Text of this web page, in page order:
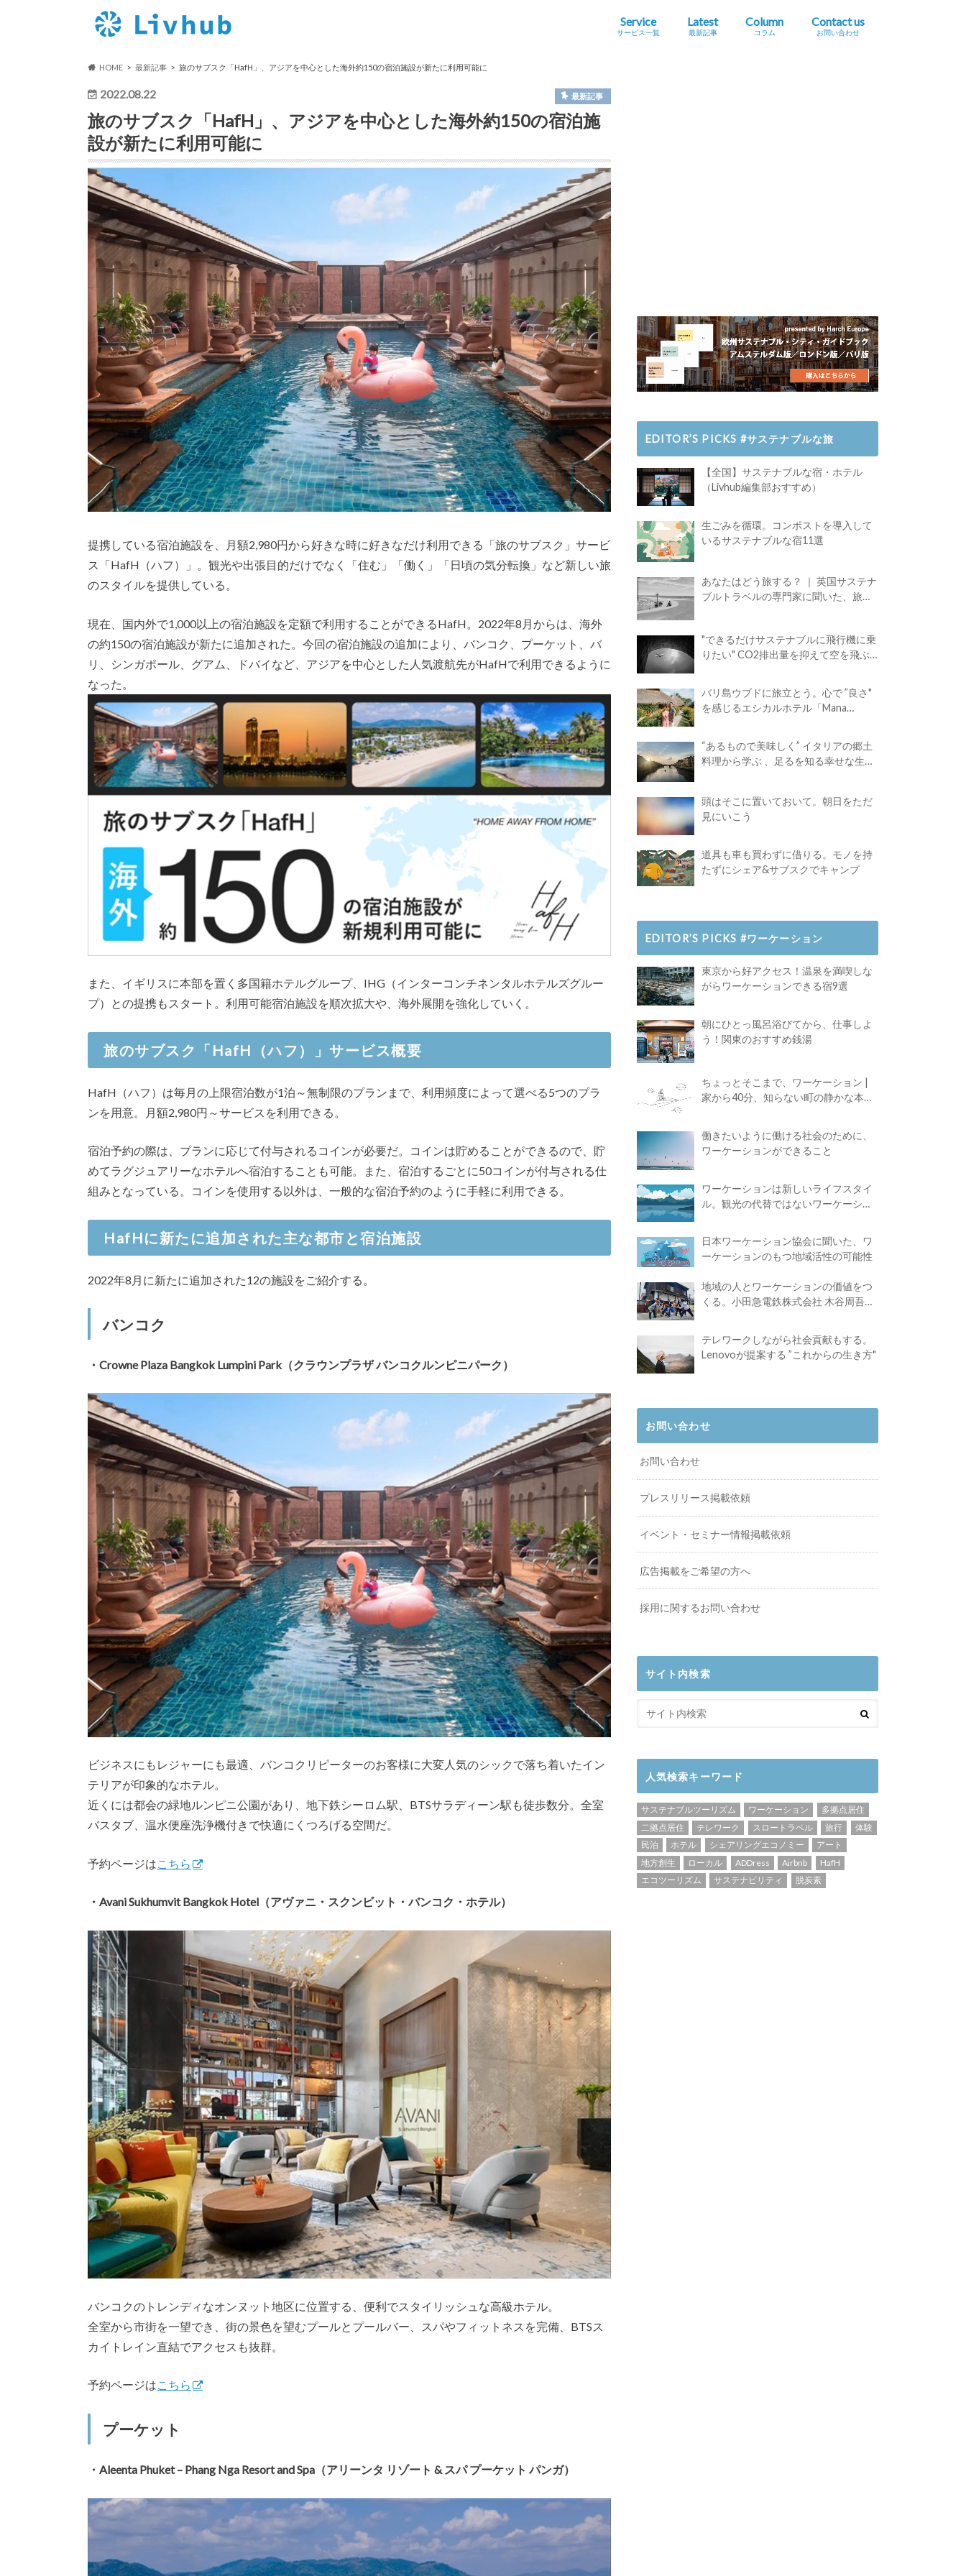
Service
サービス一覧
Latest
最新記事
Column
コラム
Contact us
お問い合わせ
HOME 最新記事 旅のサブスク「HafH」、アジアを中心とした海外約150の宿泊施設が新たに利用可能に
2022.08.22 最新記事
旅のサブスク「HafH」、アジアを中心とした海外約150の宿泊施
設が新たに利用可能に
提携している宿泊施設を、月額2,980円から好きな時に好きなだけ利用できる「旅のサブスク」サービ
ス「HafH（ハフ）」。観光や出張目的だけでなく「住む」「働く」「日頃の気分転換」など新しい旅
のスタイルを提供している。
現在、国内外で1,000以上の宿泊施設を定額で利用することができるHafH。2022年8月からは、海外
の約150の宿泊施設が新たに追加された。今回の宿泊施設の追加により、バンコク、プーケット、バ
リ、シンガポール、グアム、ドバイなど、アジアを中心とした人気渡航先がHafHで利用できるように
なった。
また、イギリスに本部を置く多国籍ホテルグループ、IHG（インターコンチネンタルホテルズグルー
プ）との提携もスタート。利用可能宿泊施設を順次拡大や、海外展開を強化していく。
旅のサブスク「HafH（ハフ）」サービス概要
HafH（ハフ）は毎月の上限宿泊数が1泊～無制限のプランまで、利用頻度によって選べる5つのプラ
ンを用意。月額2,980円～サービスを利用できる。
宿泊予約の際は、プランに応じて付与されるコインが必要だ。コインは貯めることができるので、貯
めてラグジュアリーなホテルへ宿泊することも可能。また、宿泊するごとに50コインが付与される仕
組みとなっている。コインを使用する以外は、一般的な宿泊予約のように手軽に利用できる。
HafHに新たに追加された主な都市と宿泊施設
2022年8月に新たに追加された12の施設をご紹介する。
バンコク
・Crowne Plaza Bangkok Lumpini Park（クラウンプラザ バンコクルンピニパーク）
ビジネスにもレジャーにも最適、バンコクリピーターのお客様に大変人気のシックで落ち着いたイン
テリアが印象的なホテル。
近くには都会の緑地ルンピニ公園があり、地下鉄シーロム駅、BTSサラディーン駅も徒歩数分。全室
バスタブ、温水便座洗浄機付きで快適にくつろげる空間だ。
予約ページは こちら
・Avani Sukhumvit Bangkok Hotel（アヴァニ・スクンビット・バンコク・ホテル）
バンコクのトレンディなオンヌット地区に位置する、便利でスタイリッシュな高級ホテル。
全室から市街を一望でき、街の景色を望むプールとプールバー、スパやフィットネスを完備、BTSス
カイトレイン直結でアクセスも抜群。
予約ページはこちら
プーケット
・Aleenta Phuket – Phang Nga Resort and Spa（アリーンタ リゾート & スパ プーケット パンガ）
EDITOR’S PICKS #サステナブルな旅
【全国】サステナブルな宿・ホテル
（Livhub編集部おすすめ）
生ごみを循環。コンポストを導入して
いるサステナブルな宿11選
あなたはどう旅する？ ｜ 英国サステナ
ブルトラベルの専門家に聞いた、旅の
"できるだけサステナブルに飛行機に乗
りたい" CO2排出量を抑えて空を飛ぶ
バリ島ウブドに旅立とう。心で ”良さ"
を感じるエシカルホテル「Mana
“あるもので美味しく” イタリアの郷土
料理から学ぶ 、足るを知る幸せな生き
頭はそこに置いておいて。朝日をただ
見にいこう
道具も車も買わずに借りる。モノを持
たずにシェア&サブスクでキャンプ
EDITOR’S PICKS #ワーケーション
東京から好アクセス！温泉を満喫しな
がらワーケーションできる宿9選
朝にひとっ風呂浴びてから、仕事しよ
う！関東のおすすめ銭湯
ちょっとそこまで、ワーケーション |
家から40分、知らない町の静かな本屋
働きたいように働ける社会のために、
ワーケーションができること
ワーケーションは新しいライフスタイ
ル。観光の代替ではないワーケーショ
日本ワーケーション協会に聞いた、ワ
ーケーションのもつ地域活性の可能性
地域の人とワーケーションの価値をつ
くる。小田急電鉄株式会社 木谷周吾さ
テレワークしながら社会貢献もする。
Lenovoが提案する ”これからの生き方"
お問い合わせ
お問い合わせ
プレスリリース掲載依頼
イベント・セミナー情報掲載依頼
広告掲載をご希望の方へ
採用に関するお問い合わせ
サイト内検索
人気検索キーワード
サステナブルツーリズム ワーケーション
多拠点居住
二拠点居住
テレワーク スロートラベル 旅行
体験
民泊
ホテル シェアリングエコノミー
アート
地方創生
ローカル ADDress Airbnb
HafH
エコツーリズム
サステナビリティ 脱炭素